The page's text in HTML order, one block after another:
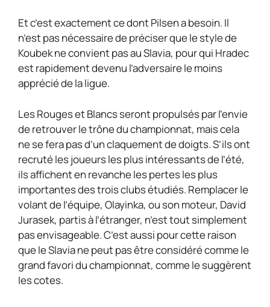
Et c’est exactement ce dont Pilsen a besoin. Il
n’est pas nécessaire de préciser que le style de
Koubek ne convient pas au Slavia, pour qui Hradec
est rapidement devenu l’adversaire le moins
apprécié de la ligue.
Les Rouges et Blancs seront propulsés par l’envie
de retrouver le trône du championnat, mais cela
ne se fera pas d’un claquement de doigts. S’ils ont
recruté les joueurs les plus intéressants de l’été,
ils affichent en revanche les pertes les plus
importantes des trois clubs étudiés. Remplacer le
volant de l’équipe, Olayinka, ou son moteur, David
Jurasek, partis à l’étranger, n’est tout simplement
pas envisageable. C’est aussi pour cette raison
que le Slavia ne peut pas être considéré comme le
grand favori du championnat, comme le suggèrent
les cotes.